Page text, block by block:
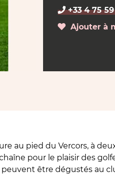
+33 4 75 59
Ajouter à
au pied du Vercors, à
pour le plaisir des
être dégustés au